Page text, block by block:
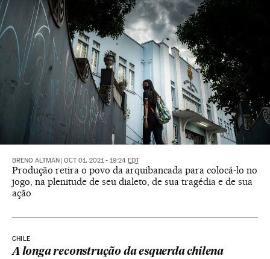
BRENO ALTMAN OCT 01, 2021 - 19:24 EDT
Produção retira o povo da arquibancada para colocá-lo no
jogo, na plenitude de seu dialeto, de sua tragédia e de sua
ação
CHILE
A longa reconstrução da esquerda chilena